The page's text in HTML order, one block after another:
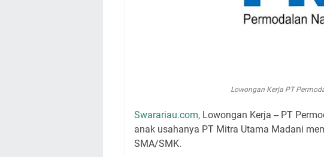
Lowongan Kerja PT
Swarariau.com, Lowongan Kerja -- PT
anak usahanya PT Mitra Utama Madani
SMA/SMK.